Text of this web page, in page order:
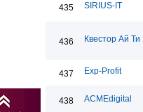
435 SIRIUS-IT
436 Квестор Ай Ти
437 Exp-Profit
438 ACMEdigital